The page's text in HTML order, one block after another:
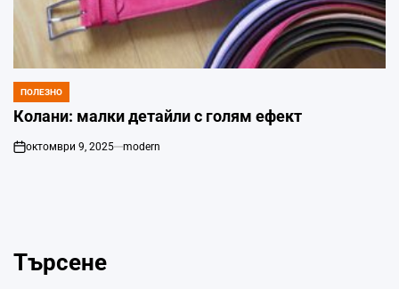
POSTED
IN
ПОЛЕЗНО
Колани: малки детайли с голям ефект
on
октомври 9, 2025 modern
Търсене